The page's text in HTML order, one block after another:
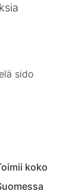
sido
koko